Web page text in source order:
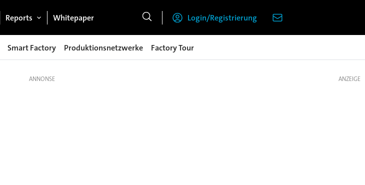
Reports Whitepaper Login/Registrierung
Smart Factory Produktionsnetzwerke Factory Tour
ANZEIGE